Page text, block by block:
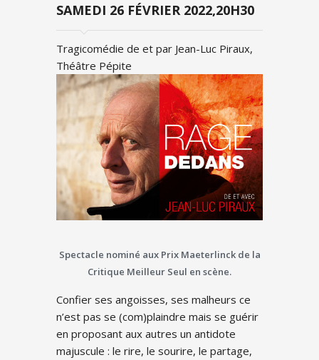
SAMEDI 26 FÉVRIER 2022,20H30
Tragicomédie de et par Jean-Luc Piraux,
Théâtre Pépite
Spectacle nominé aux Prix Maeterlinck de la
Critique Meilleur Seul en scène.
Confier ses angoisses, ses malheurs ce
n’est pas se (com)plaindre mais se guérir
en proposant aux autres un antidote
majuscule : le rire, le sourire, le partage,